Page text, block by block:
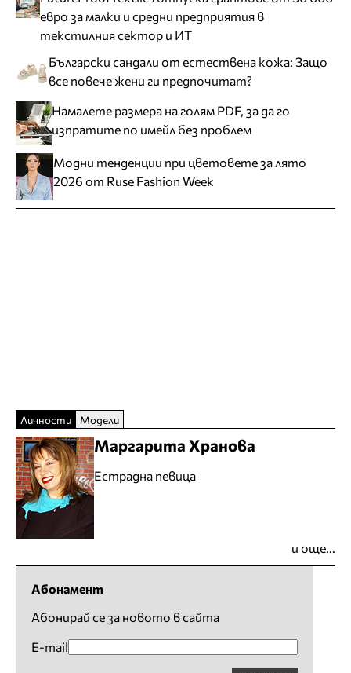
евро за малки и средни предприятия в
текстилния сектор и ИТ
Български сандали от естествена кожа: Защо
все повече жени ги предпочитат?
Намалете размера на голям PDF, за да го
изпратите по имейл без проблем
Модни тенденции при цветовете за лято
2026 от Ruse Fashion Week
Личности Модели
Маргарита Хранова
Естрадна певица
и още...
Абонамент
Абонирай се за новото в сайта
E-mail